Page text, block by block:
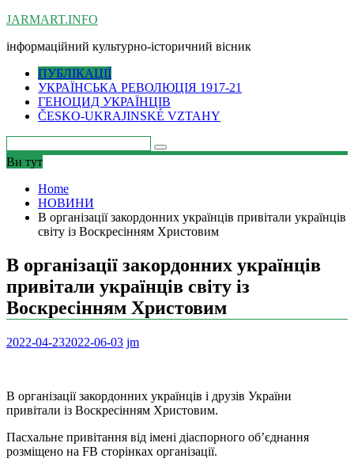
Skip
content
JARMART.INFO
інформаційний культурно-історичний вісник
ПУБЛІКАЦІЇ
УКРАЇНСЬКА РЕВОЛЮЦІЯ 1917-21
ГЕНОЦИД УКРАЇНЦІВ
ČESKO-UKRAJINSKÉ VZTAHY
Ви тут
Home
НОВИНИ
В організації закордонних українців привітали українців
світу із Воскресінням Христовим
В організації закордонних українців
привітали українців світу із
Воскресінням Христовим
2022-04-232022-06-03 jm
В організації закордонних українців і друзів України
привітали із Воскресінням Христовим.
Пасхальне привітання від імені діаспорного об’єднання
розміщено на FB сторінках організації.